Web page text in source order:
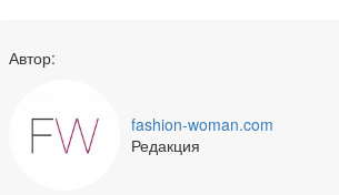
Автор:
fashion-woman.com
Редакция